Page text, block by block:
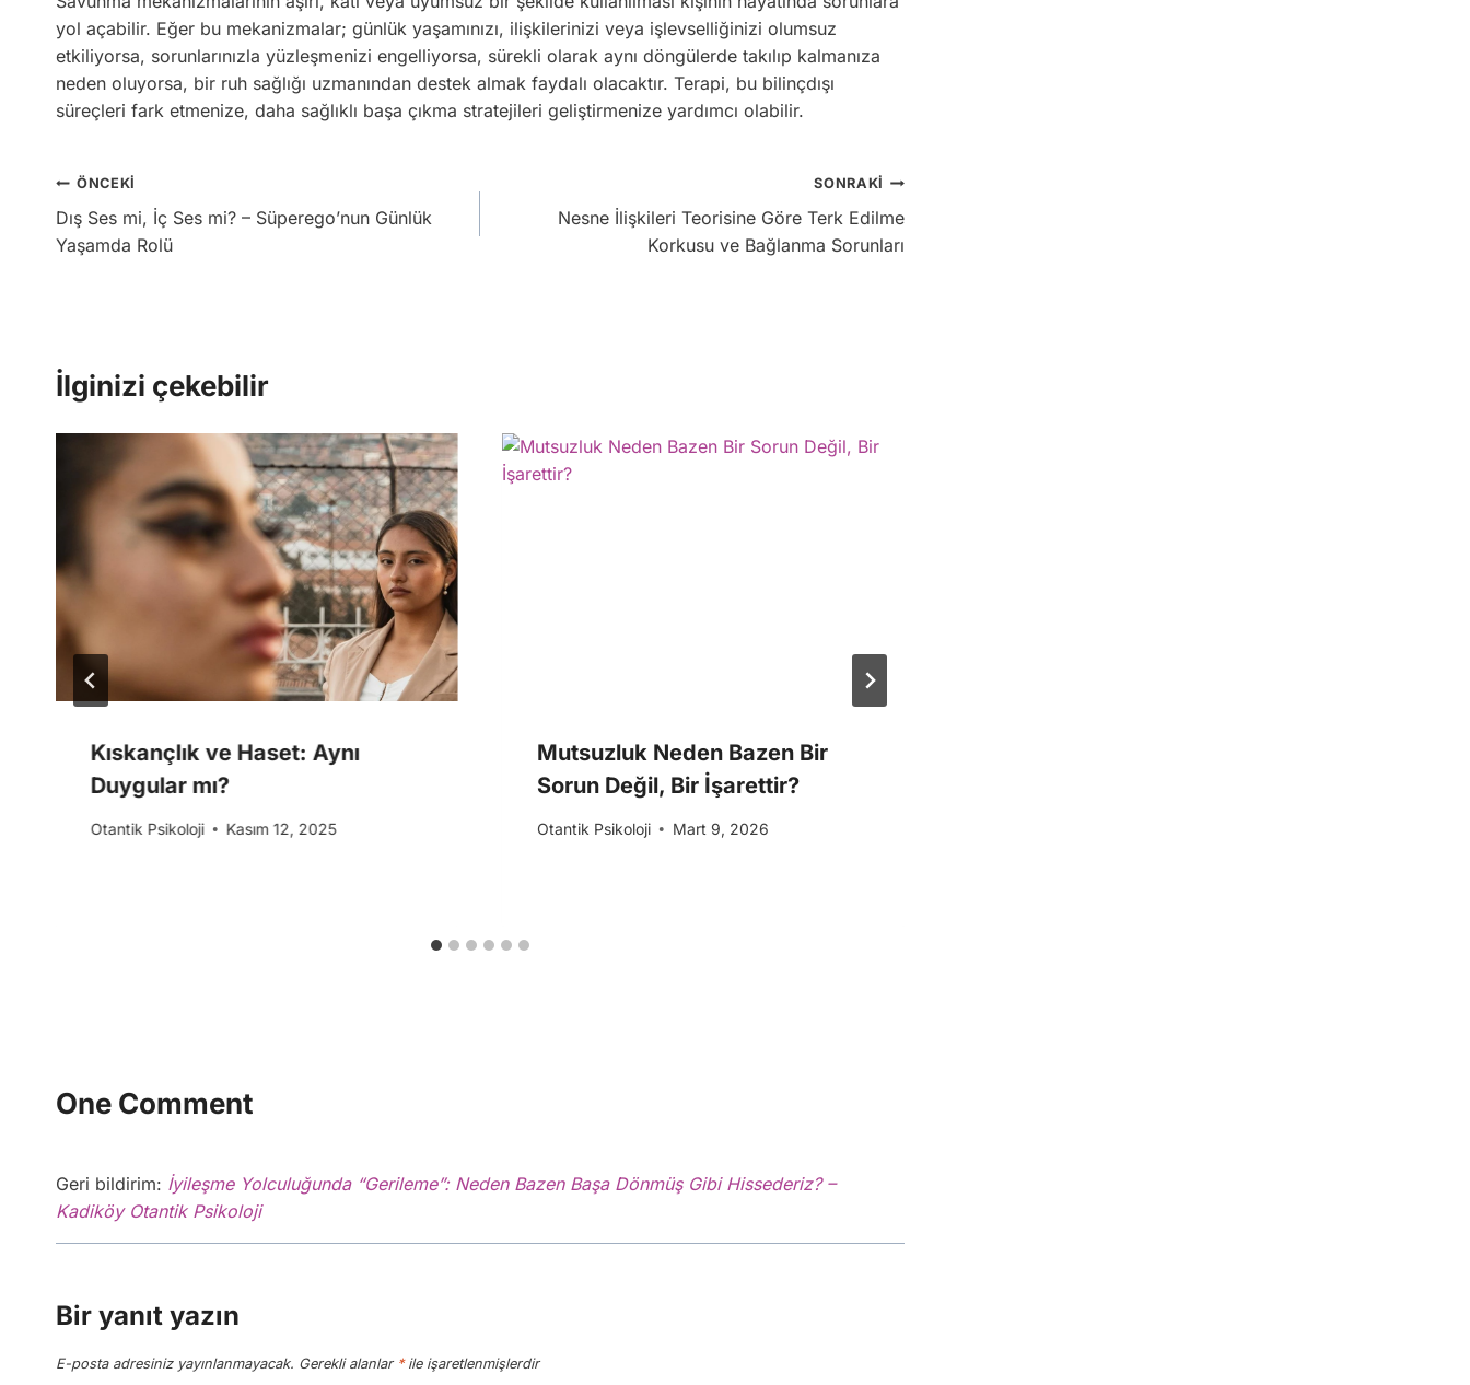
yol açabilir. Eğer bu mekanizmalar; günlük yaşamınızı, ilişkilerinizi veya işlevselliğinizi olumsuz
etkiliyorsa, sorunlarınızla yüzleşmenizi engelliyorsa, sürekli olarak aynı döngülerde takılıp kalmanıza
neden oluyorsa, bir ruh sağlığı uzmanından destek almak faydalı olacaktır. Terapi, bu bilinçdışı
süreçleri fark etmenize, daha sağlıklı başa çıkma stratejileri geliştirmenize yardımcı olabilir.
Yazı
gezinmesi
ÖNCEKI
Dış Ses mi, İç Ses mi? – Süperego’nun Günlük
Yaşamda Rolü
SONRAKI
Nesne İlişkileri Teorisine Göre Terk Edilme
Korkusu ve Bağlanma Sorunları
İlginizi çekebilir
Kıskançlık ve Haset: Aynı
Duygular mı?
Otantik Psikoloji Kasım 12, 2025
Mutsuzluk Neden Bazen Bir
Sorun Değil, Bir İşarettir?
Otantik Psikoloji Mart 9, 2026
One Comment
Geri bildirim: İyileşme Yolculuğunda “Gerileme”: Neden Bazen Başa Dönmüş Gibi Hissederiz? –
Kadiköy Otantik Psikoloji
Bir yanıt yazın
E-posta adresiniz yayınlanmayacak. Gerekli alanlar *ile işaretlenmişlerdir